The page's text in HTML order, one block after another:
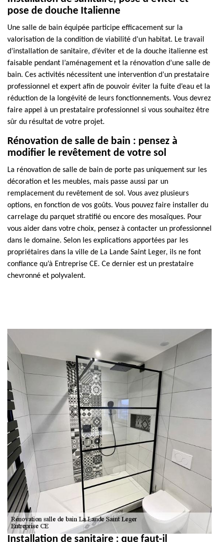
pose de douche Italienne
Une salle de bain équipée participe efficacement sur la
valorisation de la condition de viabilité d’un habitat. Le travail
d’installation de sanitaire, d’éviter et de la douche italienne est
faisable pendant l’aménagement et la rénovation d’une salle de
bain. Ces activités nécessitent une intervention d’un prestataire
professionnel et expert afin de pouvoir éviter la fuite d’eau et la
réduction de la longévité de leurs fonctionnements. Vous devrez
faire appel à un prestataire professionnel si vous souhaitez être
sûr du résultat de votre projet.
Rénovation de salle de bain : pensez à
modifier le revêtement de votre sol
La rénovation de salle de bain de porte pas uniquement sur les
décoration et les meubles, mais passe aussi par un
remplacement du revêtement de sol. Vous avez plusieurs
options, en fonction de vos goûts. Vous pouvez faire installer du
carrelage du parquet stratifié ou encore des mosaïques. Pour
vous aider dans votre choix, pensez à contacter un professionnel
dans le domaine. Selon les explications apportées par les
propriétaires dans la ville de La Lande Saint Leger, ils ne font
confiance qu’à Entreprise CE. Ce dernier est un prestataire
chevronné et polyvalent.
Installation de sanitaire : que faut-il